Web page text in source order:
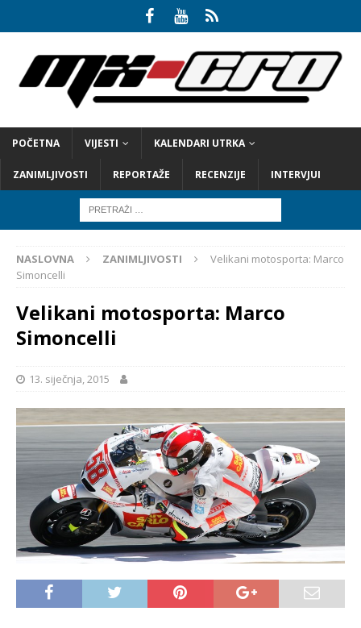
POČETNA VIJESTI KALENDARI UTRKA
ZANIMLJIVOSTI REPORTAŽE RECENZIJE INTERVJUI
NASLOVNA ZANIMLJIVOSTI
Velikani motosporta: Marco
Simoncelli
Velikani motosporta: Marco
Simoncelli
13. siječnja, 2015